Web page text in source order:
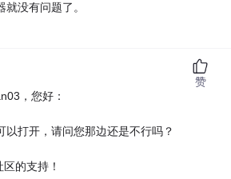
没有问题了。
，您好：
以打开，请问您那边还是不行吗？
的支持！
赞